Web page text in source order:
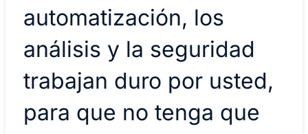
automatización, los
análisis y la seguridad
trabajan duro por usted,
para que no tenga que